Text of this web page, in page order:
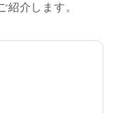
紹介します。